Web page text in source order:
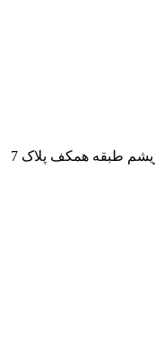
واقع در تهران ،چهار راه ولیعصر ،پاساژ ابریشم طبقه همکف پلاک 7